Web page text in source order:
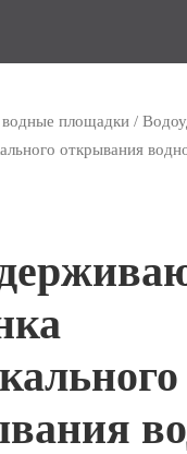
водные площадки /
открывания